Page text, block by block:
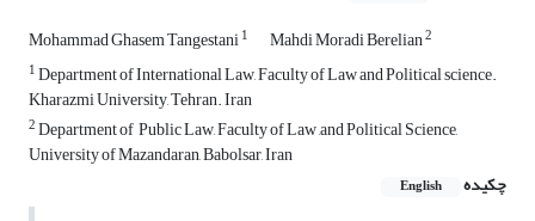
Mohammad Ghasem Tangestani1 Mahdi Moradi Berelian2
1Department of International Law, Faculty of Law and Political science.
Kharazmi University, Tehran. Iran
2Department of Public Law, Faculty of Law ,and Political Science,
University of Mazandaran, Babolsar, Iran
چکیده
English